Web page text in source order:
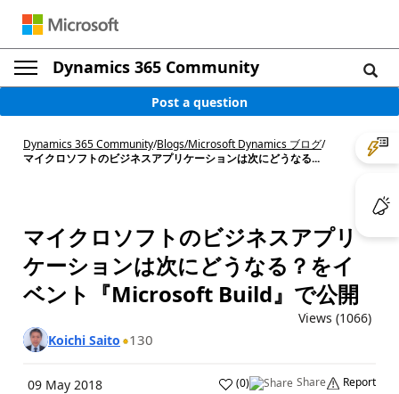
Dynamics 365 Community
Post a question
Dynamics 365 Community/Blogs/Microsoft Dynamics ブログ/
マイクロソフトのビジネスアプリケーションは次にどうなる...
マイクロソフトのビジネスアプリ
ケーションは次にどうなる？をイ
ベント『Microsoft Build』で公開
Views (1066)
Koichi Saito
130
09 May 2018 (0) Share Report